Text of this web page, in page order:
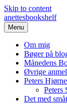
Skip to content
anettesbookshelf
Menu
Om mig
Bøger på
Månedens
Øvrige
Peters Hjørne
Peters
Det med småt